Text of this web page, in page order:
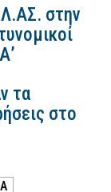
στην
τα
στο